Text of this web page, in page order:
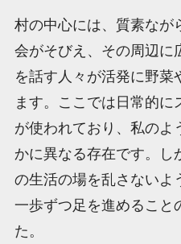
村の中心には、質素なが
会がそびえ、その周辺に
を話す人々が活発に野菜
ます。ここでは日常的
が使われており、私のよ
かに異なる存在です。し
の生活の場を乱さないよ
一歩ずつ足を進めること
た。